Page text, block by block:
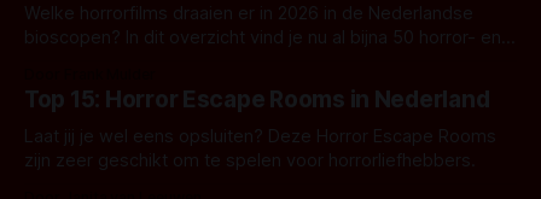
Welke horrorfilms draaien er in 2026 in de Nederlandse
bioscopen? In dit overzicht vind je nu al bijna 50 horror- en
Top 15: Horror Escape Rooms in Nederland
Laat jij je wel eens opsluiten? Deze Horror Escape Rooms
zijn zeer geschikt om te spelen voor horrorliefhebbers.